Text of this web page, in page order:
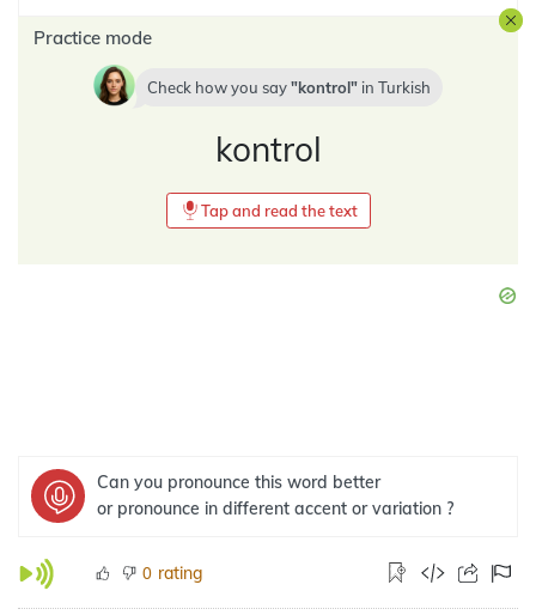
Practice mode
Check how you say kontrol in Turkish
kontrol
Tap and read the text
Can you pronounce this word better
or pronounce in different accent or variation ?
0 rating